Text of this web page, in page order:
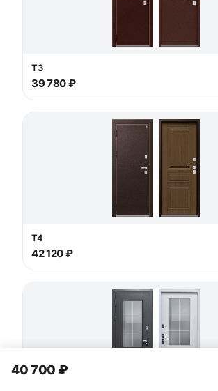
T3
39 780 ₽
T4
42 120 ₽
40 700 ₽